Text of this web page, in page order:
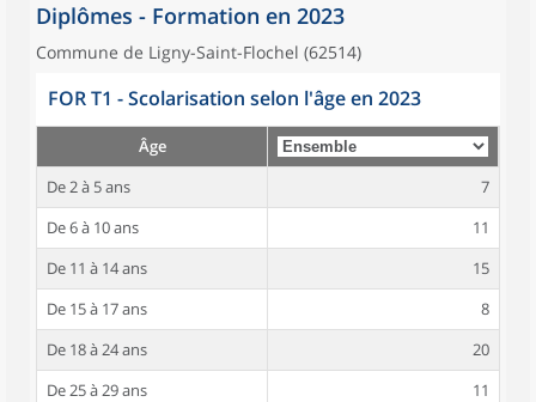
Diplômes - Formation en 2023
Commune de Ligny-Saint-Flochel (62514)
FOR T1 - Scolarisation selon l'âge en 2023
Âge
De 2 à 5 ans
7
De 6 à 10 ans
11
De 11 à 14 ans
15
De 15 à 17 ans
8
De 18 à 24 ans
20
De 25 à 29 ans
11